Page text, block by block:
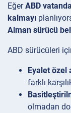
EğerABD
kalmayı
Alman sürücü
ABD sürücüleri
Eyalet özel
farklı
olmadan